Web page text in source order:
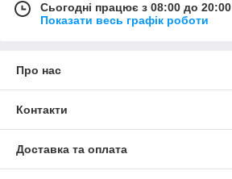
Сьогодні працює з 08:00 до 20:00
Показати весь графік роботи
Про нас
Контакти
Доставка та оплата